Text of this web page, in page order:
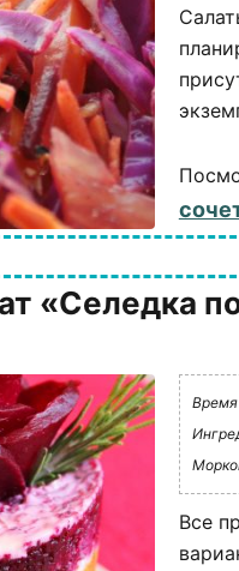
«Селедка
Время
Все